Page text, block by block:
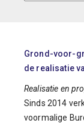
Grond-voor-
de realisatie
Realisatie en
Sinds 2014
voormalige